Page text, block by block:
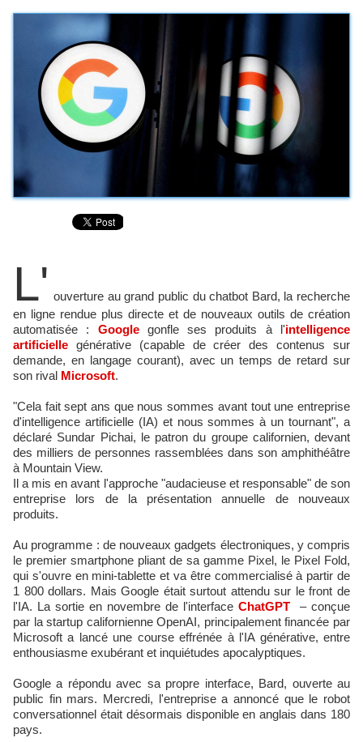
L' ouverture au grand public du chatbot Bard, la recherche
en ligne rendue plus directe et de nouveaux outils de création
automatisée : Googlegonfle ses produits à l'intelligence
artificielle générative (capable de créer des contenus sur
demande, en langage courant), avec un temps de retard sur
son rival Microsoft.
"Cela fait sept ans que nous sommes avant tout une entreprise
d'intelligence artificielle (IA) et nous sommes à un tournant", a
déclaré Sundar Pichai, le patron du groupe californien, devant
des milliers de personnes rassemblées dans son amphithéâtre
à Mountain View.
Il a mis en avant l'approche "audacieuse et responsable" de son
entreprise lors de la présentation annuelle de nouveaux
produits.
Au programme : de nouveaux gadgets électroniques, y compris
le premier smartphone pliant de sa gamme Pixel, le Pixel Fold,
qui s'ouvre en mini-tablette et va être commercialisé à partir de
1 800 dollars. Mais Google était surtout attendu sur le front de
l'IA. La sortie en novembre de l'interface ChatGPT – conçue
par la startup californienne OpenAI, principalement financée par
Microsoft a lancé une course effrénée à l'IA générative, entre
enthousiasme exubérant et inquiétudes apocalyptiques.
Google a répondu avec sa propre interface, Bard, ouverte au
public fin mars. Mercredi, l'entreprise a annoncé que le robot
conversationnel était désormais disponible en anglais dans 180
pays.